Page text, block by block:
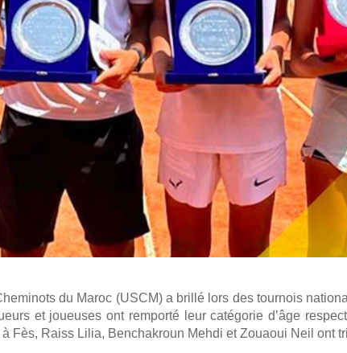
du Maroc (USCM) a brillé lors des tournois
et joueuses ont remporté leur catégorie d’âge
Fès, Raiss Lilia, Benchakroun Mehdi et Zouaoui Neil ont